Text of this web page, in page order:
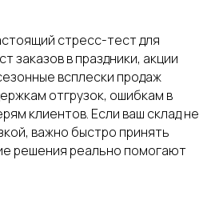
стресс-тест для
заказов в праздники, акции
всплески продаж
отгрузок, ошибкам в
клиентов. Если ваш склад не
важно быстро принять
решения реально помогают